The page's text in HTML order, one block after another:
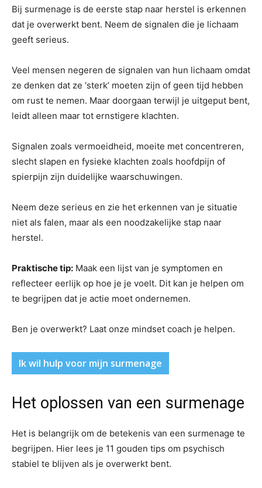
Bij surmenage is de eerste stap naar herstel is erkennen
dat je overwerkt bent. Neem de signalen die je lichaam
geeft serieus.
Veel mensen negeren de signalen van hun lichaam omdat
ze denken dat ze ‘sterk’ moeten zijn of geen tijd hebben
om rust te nemen. Maar doorgaan terwijl je uitgeput bent,
leidt alleen maar tot ernstigere klachten.
Signalen zoals vermoeidheid, moeite met concentreren,
slecht slapen en fysieke klachten zoals hoofdpijn of
spierpijn zijn duidelijke waarschuwingen.
Neem deze serieus en zie het erkennen van je situatie
niet als falen, maar als een noodzakelijke stap naar
herstel.
Praktische tip: Maak een lijst van je symptomen en
reflecteer eerlijk op hoe je je voelt. Dit kan je helpen om
te begrijpen dat je actie moet ondernemen.
Ben je overwerkt? Laat onze mindset coach je helpen.
Ik wil hulp voor mijn surmenage
Het oplossen van een surmenage
Het is belangrijk om de betekenis van een surmenage te
begrijpen. Hier lees je 11 gouden tips om psychisch
stabiel te blijven als je overwerkt bent.